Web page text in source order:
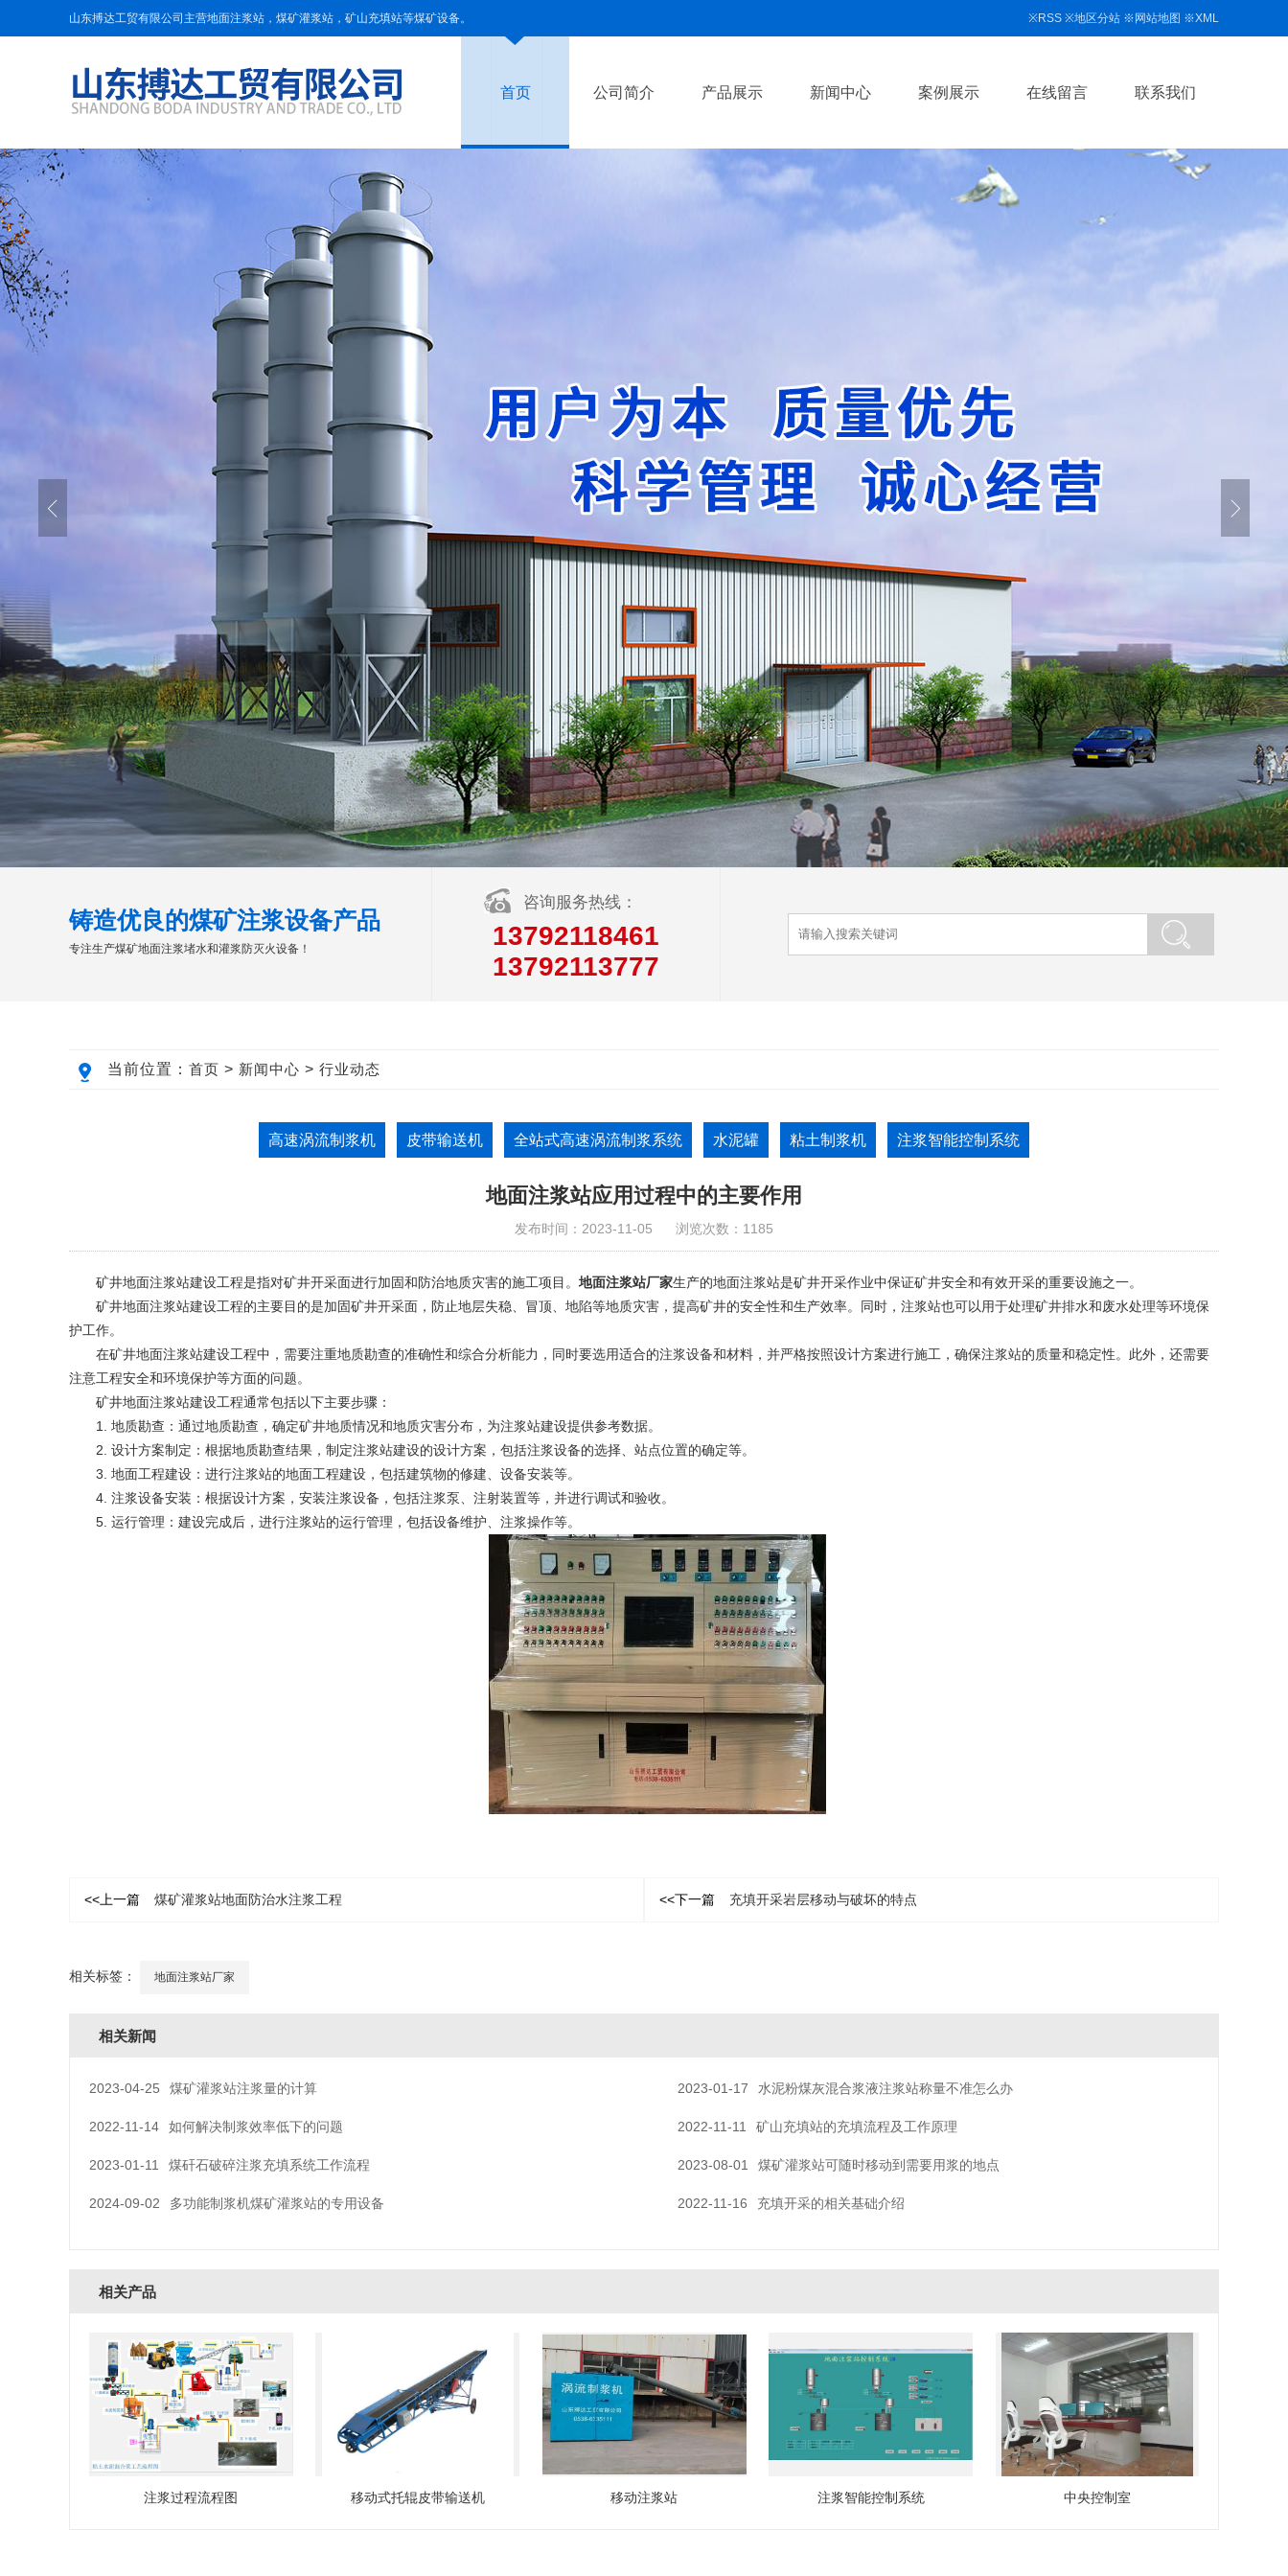
山东搏达工贸有限公司主营地面注浆站，煤矿灌浆站，矿山充填站等煤矿设备。 ※RSS ※地区分站 ※ 网站地图 ※XML
首页 公司简介 产品展示 新闻中心 案例展示 在线留言 联系我们
铸造优良的煤矿注浆设备产品
专注生产煤矿地面注浆堵水和灌浆防灭火设备！
咨询服务热线：
13792118461
13792113777
当前位置： 首页 > 新闻中心 > 行业动态
高速涡流制浆机 皮带输送机 全站式高速涡流制浆系统 水泥罐 粘土制浆机 注浆智能控制系统
地面注浆站应用过程中的主要作用
发布时间：2023-11-05 浏览次数：1185
矿井地面注浆站建设工程是指对矿井开采面进行加固和防治地质灾害的施工项目。 地面注浆站厂家生产的地面注浆站是矿井开采作业中保证矿井安全和有效开采的重要设施之一。
矿井地面注浆站建设工程的主要目的是加固矿井开采面，防止地层失稳、冒顶、地陷等地质灾害，提高矿井的安全性和生产效率。同时，注浆站也可以用于处理矿井排水和废水处理等环境保
护工作。
在矿井地面注浆站建设工程中，需要注重地质勘查的准确性和综合分析能力，同时要选用适合的注浆设备和材料，并严格按照设计方案进行施工，确保注浆站的质量和稳定性。此外，还需要
注意工程安全和环境保护等方面的问题。
矿井地面注浆站建设工程通常包括以下主要步骤：
1. 地质勘查：通过地质勘查，确定矿井地质情况和地质灾害分布，为注浆站建设提供参考数据。
2. 设计方案制定：根据地质勘查结果，制定注浆站建设的设计方案，包括注浆设备的选择、站点位置的确定等。
3. 地面工程建设：进行注浆站的地面工程建设，包括建筑物的修建、设备安装等。
4. 注浆设备安装：根据设计方案，安装注浆设备，包括注浆泵、注射装置等，并进行调试和验收。
5. 运行管理：建设完成后，进行注浆站的运行管理，包括设备维护、注浆操作等。
<<上一篇 煤矿灌浆站地面防治水注浆工程 <<下一篇 充填开采岩层移动与破坏的特点
相关标签： 地面注浆站厂家
相关新闻
2023-04-25 煤矿灌浆站注浆量的计算 2023-01-17 水泥粉煤灰混合浆液注浆站称量不准怎么办
2022-11-14 如何解决制浆效率低下的问题 2022-11-11 矿山充填站的充填流程及工作原理
2023-01-11 煤矸石破碎注浆充填系统工作流程 2023-08-01 煤矿灌浆站可随时移动到需要用浆的地点
2024-09-02 多功能制浆机煤矿灌浆站的专用设备 2022-11-16 充填开采的相关基础介绍
相关产品
注浆过程流程图 移动式托辊皮带输送机 移动注浆站 注浆智能控制系统 中央控制室